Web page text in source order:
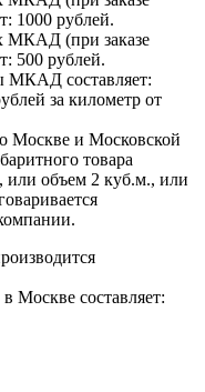
1000 рублей.
МКАД (при заказе
500 рублей.
МКАД составляет:
за километр от
Москве и Московской
товара
объем 2 куб.м., или
Москве составляет: